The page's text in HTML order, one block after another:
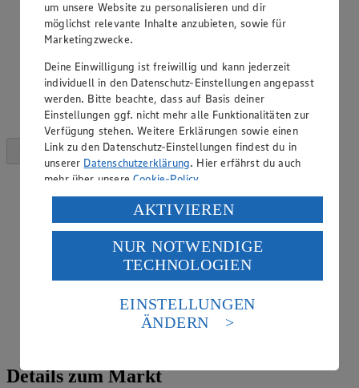
Details zum Markt
um unsere Website zu personalisieren und dir
möglichst relevante Inhalte anzubieten, sowie für
Marketingzwecke.
Deine Einwilligung ist freiwillig und kann jederzeit
individuell in den Datenschutz-Einstellungen angepasst
werden. Bitte beachte, dass auf Basis deiner
Einstellungen ggf. nicht mehr alle Funktionalitäten zur
Verfügung stehen. Weitere Erklärungen sowie einen
Link zu den Datenschutz-Einstellungen findest du in
unserer Datenschutzerklärung. Hier erfährst du auch
mehr über unsereCookie-Policy.
Verarbeitung deiner personenbezogenen Daten in den
USA durch Facebook und YouTube:
Wenn du auf „Aktivieren“ klickst, willigst du im Sinne
des Art. 49 Abs. 1 Satz 1 lit. a) DSGVO ein, dass deine
Daten in den USA verarbeitet werden. Der EuGH sieht
die USA als Land mit einem nach europäischen
Standards nicht angemessenen Datenschutzniveau an.
Es besteht das Risiko eines Zugriffs durch US-
Informationen zum Herausgeber der Seite findest du
AKTIVIEREN
NUR NOTWENDIGE
TECHNOLOGIEN
EINSTELLUNGEN
ÄNDERN